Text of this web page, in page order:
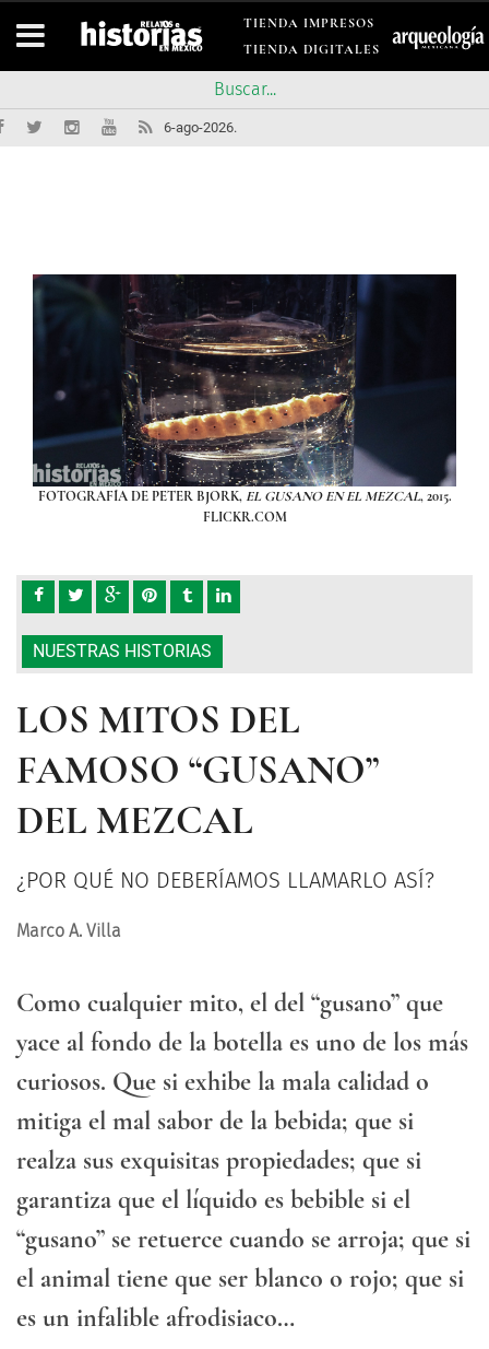
TIENDA IMPRESOS
TIENDA DIGITALES
6-ago-2026.
FOTOGRAFÍA DE PETER BJORK, EL GUSANO EN EL MEZCAL, 2015.
FLICKR.COM
NUESTRAS HISTORIAS
LOS MITOS DEL
FAMOSO “GUSANO”
DEL MEZCAL
¿POR QUÉ NO DEBERÍAMOS LLAMARLO ASÍ?
Marco A. Villa
Como cualquier mito, el del “gusano” que
yace al fondo de la botella es uno de los más
curiosos. Que si exhibe la mala calidad o
mitiga el mal sabor de la bebida; que si
realza sus exquisitas propiedades; que si
garantiza que el líquido es bebible si el
“gusano” se retuerce cuando se arroja; que si
el animal tiene que ser blanco o rojo; que si
es un infalible afrodisiaco…